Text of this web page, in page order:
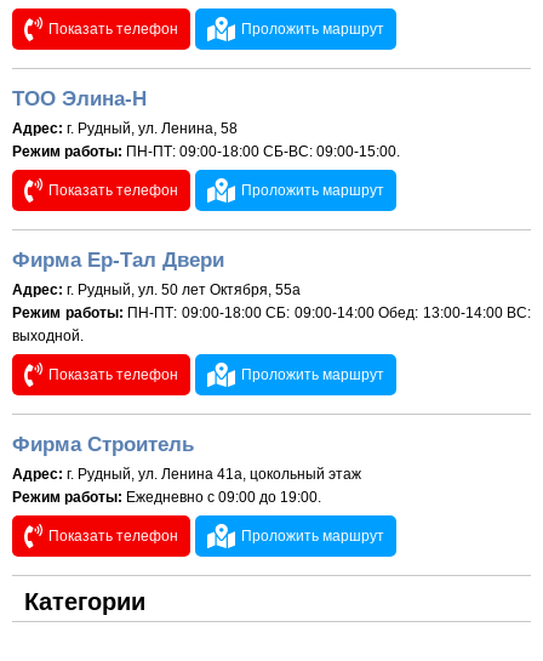
Показать телефон Проложить маршрут
ТОО Элина-Н
Адрес: г. Рудный, ул. Ленина, 58
Режим работы: ПН-ПТ: 09:00-18:00 СБ-ВС: 09:00-15:00.
Показать телефон Проложить маршрут
Фирма Ер-Тал Двери
Адрес: г. Рудный, ул. 50 лет Октября, 55а
Режим работы: ПН-ПТ: 09:00-18:00 СБ: 09:00-14:00 Обед: 13:00-14:00 ВС:
выходной.
Показать телефон Проложить маршрут
Фирма Строитель
Адрес: г. Рудный, ул. Ленина 41а, цокольный этаж
Режим работы: Ежедневно с 09:00 до 19:00.
Показать телефон Проложить маршрут
Категории